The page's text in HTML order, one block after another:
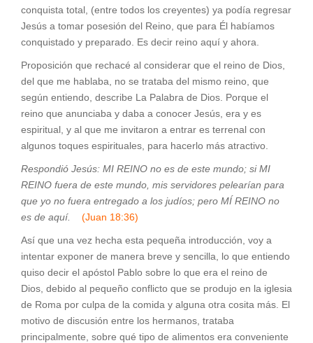
conquista total, (entre todos los creyentes) ya podía regresar
Jesús a tomar posesión del Reino, que para Él habíamos
conquistado y preparado. Es decir reino aquí y ahora.
Proposición que rechacé al considerar que el reino de Dios,
del que me hablaba, no se trataba del mismo reino, que
según entiendo, describe La Palabra de Dios. Porque el
reino que anunciaba y daba a conocer Jesús, era y es
espiritual, y al que me invitaron a entrar es terrenal con
algunos toques espirituales, para hacerlo más atractivo.
Respondió Jesús: MI REINO no es de este mundo; si MI
REINO fuera de este mundo, mis servidores pelearían para
que yo no fuera entregado a los judíos; pero MÍ REINO no
es de aquí.
(Juan 18:36)
Así que una vez hecha esta pequeña introducción, voy a
intentar exponer de manera breve y sencilla, lo que entiendo
quiso decir el apóstol Pablo sobre lo que era el reino de
Dios, debido al pequeño conflicto que se produjo en la iglesia
de Roma por culpa de la comida y alguna otra cosita más. El
motivo de discusión entre los hermanos, trataba
principalmente, sobre qué tipo de alimentos era conveniente